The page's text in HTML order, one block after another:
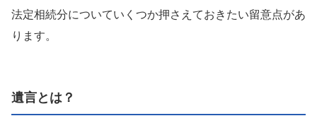
法定相続分についていくつか押さえておきたい留意点があ
ります。
遺言とは？